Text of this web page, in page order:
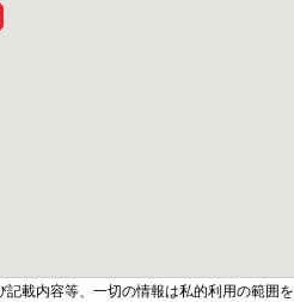
記載内容等、一切の情報は私的利用の範囲を